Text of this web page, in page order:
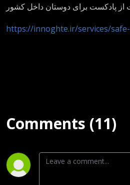
از پادکست برای دوستان داخل کشور
https://innoghte.ir/services/
Comments (11)